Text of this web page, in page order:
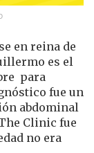
en reina de
es el
para
fue un
abdominal
Clinic fue
no era